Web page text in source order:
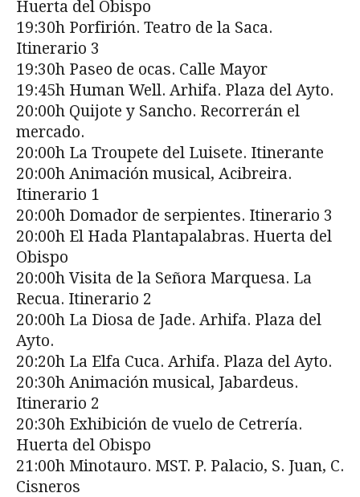
Huerta del Obispo
19:30h Porfirión. Teatro de la Saca.
Itinerario 3
19:30h Paseo de ocas. Calle Mayor
19:45h Human Well. Arhifa. Plaza del Ayto.
20:00h Quijote y Sancho. Recorrerán el
mercado.
20:00h La Troupete del Luisete. Itinerante
20:00h Animación musical, Acibreira.
Itinerario 1
20:00h Domador de serpientes. Itinerario 3
20:00h El Hada Plantapalabras. Huerta del
Obispo
20:00h Visita de la Señora Marquesa. La
Recua. Itinerario 2
20:00h La Diosa de Jade. Arhifa. Plaza del
Ayto.
20:20h La Elfa Cuca. Arhifa. Plaza del Ayto.
20:30h Animación musical, Jabardeus.
Itinerario 2
20:30h Exhibición de vuelo de Cetrería.
Huerta del Obispo
21:00h Minotauro. MST. P. Palacio, S. Juan, C.
Cisneros